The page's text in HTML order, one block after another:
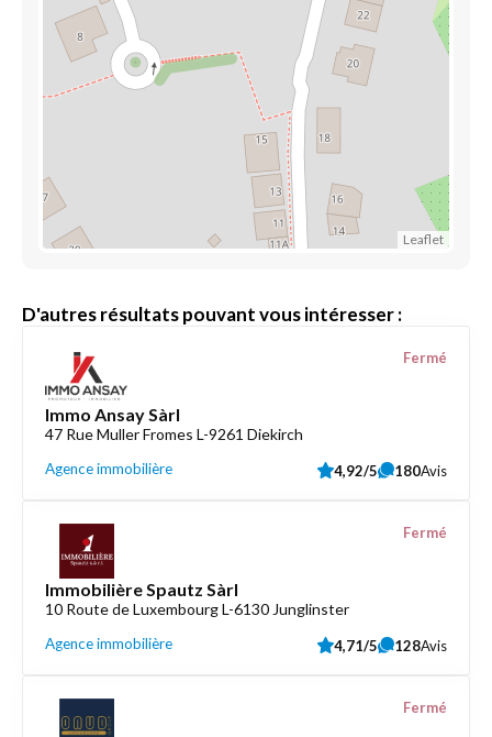
Leaflet
D'autres résultats pouvant vous intéresser :
Immo Ansay Sàrl
47 Rue Muller Fromes L-9261 Diekirch
Agence immobilière
Fermé
4,92/5 180Avis
Immobilière Spautz Sàrl
10 Route de Luxembourg L-6130 Junglinster
Agence immobilière
Fermé
4,71/5 128Avis
Fermé